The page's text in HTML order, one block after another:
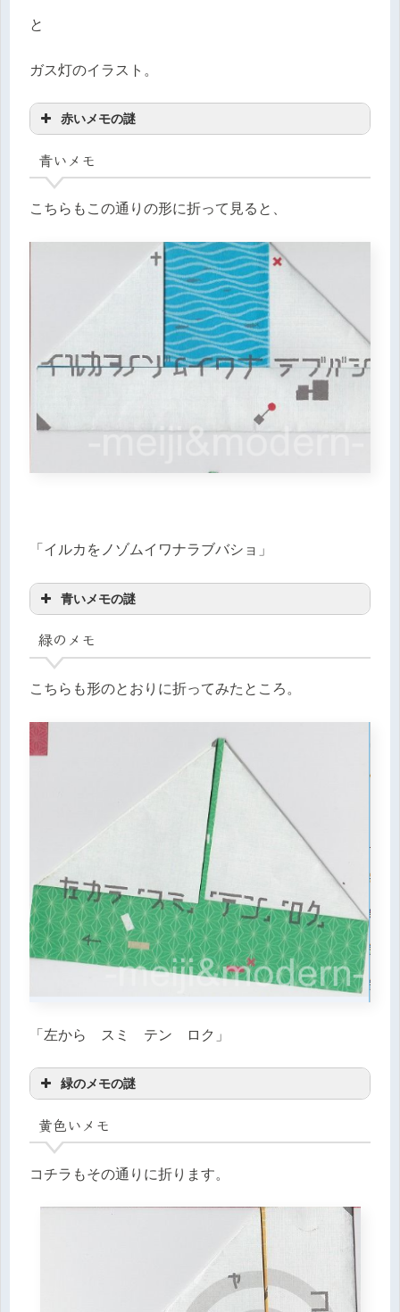
と
ガス灯のイラスト。
赤いメモの謎
青いメモ
こちらもこの通りの形に折って見ると、
「イルカをノゾムイワナラブバショ」
青いメモの謎
緑のメモ
こちらも形のとおりに折ってみたところ。
「左から スミ テン ロク」
緑のメモの謎
黄色いメモ
コチラもその通りに折ります。